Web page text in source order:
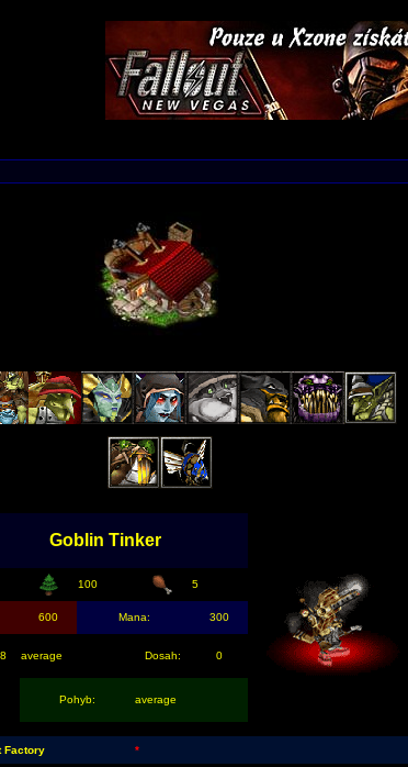
Goblin Tinker
100 5
600 Mana: 300
average Dosah: 0
Pohyb: average
Factory *